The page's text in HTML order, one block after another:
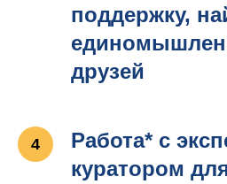
поддержку,
друзей
Работа* с
куратором